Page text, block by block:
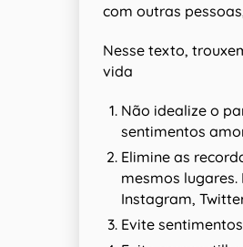
com outras
Nesse texto,
vida
Não idealize o
sentimentos
Elimine as
mesmos
Instagram,
Evite